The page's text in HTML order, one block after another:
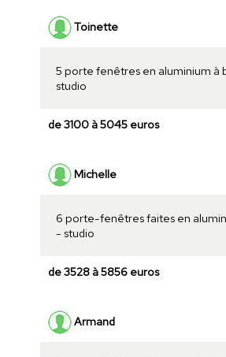
Toinette
5 porte fenêtres en aluminium à
studio
de 3100 à 5045 euros
Michelle
6 porte-fenêtres faites en
- studio
de 3528 à 5856 euros
Armand